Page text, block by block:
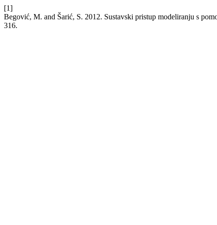
[1]
Begović, M. and Šarić, S. 2012. Sustavski pristup modeliranju s
316.